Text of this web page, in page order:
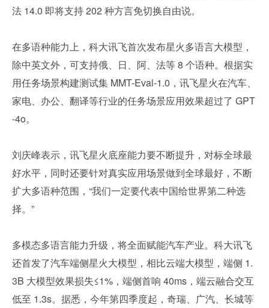
法 14.0 即将支持 202 种方言免切换自由说。
在多语种能力上，科大讯飞首次发布星火多语言大模型，
除中英文外，可支持俄、日、阿、法等 8 个语种。根据实
用任务场景构建测试集 MMT-Eval-1.0，讯飞星火在汽车、
家电、办公、翻译等行业的任务场景应用效果超过了 GPT
-4o。
刘庆峰表示，讯飞星火底座能力要不断提升，对标全球最
好水平，同时还要针对真实应用场景做到全球最好，不断
扩大多语种范围，“我们一定要代表中国给世界第二种选
择。”
多模态多语言能力升级，将全面赋能汽车产业。科大讯飞
还首发了汽车端侧星火大模型，相比云端大模型，端侧 1.
3B 大模型效果损失≤1%，端侧首响 40ms，端云融合交互
低至 1.3s。据悉，今年第四季度起，奇瑞、广汽、长城等